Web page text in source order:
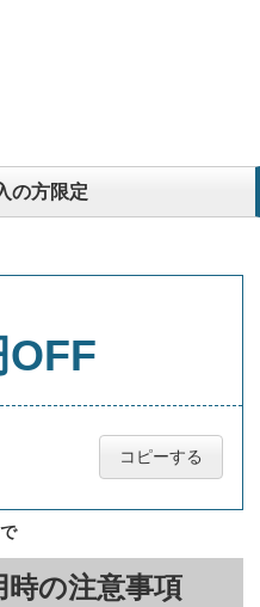
の方限定
コピーする
の注意事項